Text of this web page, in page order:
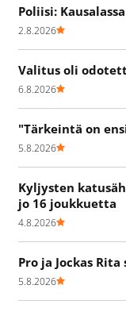
Poliisi:
2.8.2026
Valitus oli
6.8.2026
"Tärkeintä on
5.8.2026
Kyljysten
jo 16 joukkuetta
4.8.2026
Pro ja Jockas
5.8.2026